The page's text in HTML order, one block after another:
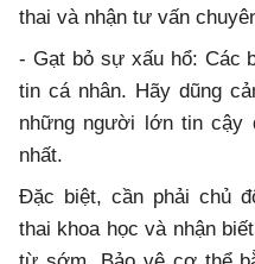
thai và nhận tư vấn
- Gạt bỏ sự xấu hổ: Các
tin cá nhân. Hãy dũng
những người lớn tin cậy
nhất.
Đặc biệt, cần phải chủ
thai khoa học và nhận